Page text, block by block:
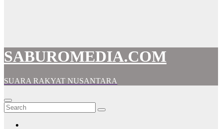
SABUROMEDIA.COM
SUARA RAKYAT NUSANTARA